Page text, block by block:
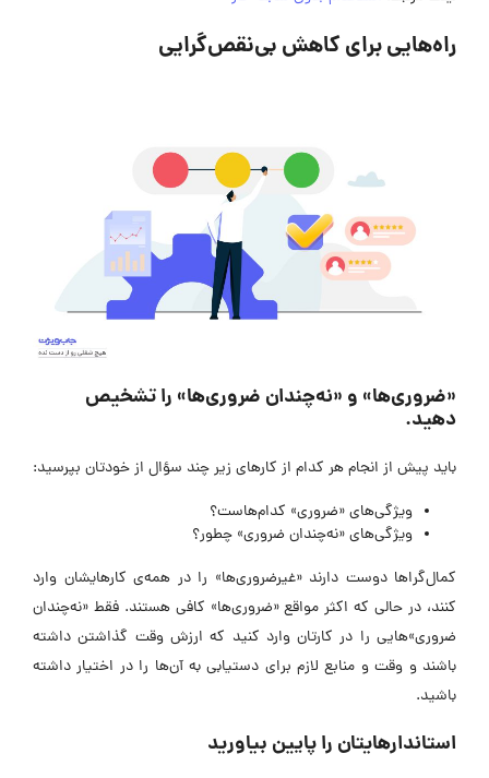
راه‌هایی برای کاهش بی‌نقص‌گرایی
«ضروری‌ها» و «نه‌چندان ضروری‌ها» را تشخیص
دهید.
باید پیش از انجام هر کدام از کارهای زیر چند سؤال از خودتان بپرسید:
ویژگی‌های «ضروری» کدام‌هاست؟
ویژگی‌های «نه‌چندان ضروری» چطور؟
کمال‌گراها دوست دارند «غیرضروری‌ها» را در همه‌ی کارهایشان وارد
کنند، در حالی که اکثر مواقع «ضروری‌ها» کافی هستند. فقط «نه‌چندان
ضروری»هایی را در کارتان وارد کنید که ارزش وقت گذاشتن داشته
باشند و وقت و منابع لازم برای دستیابی به آن‌ها را در اختیار داشته
باشید.
استاندارهایتان را پایین بیاورید